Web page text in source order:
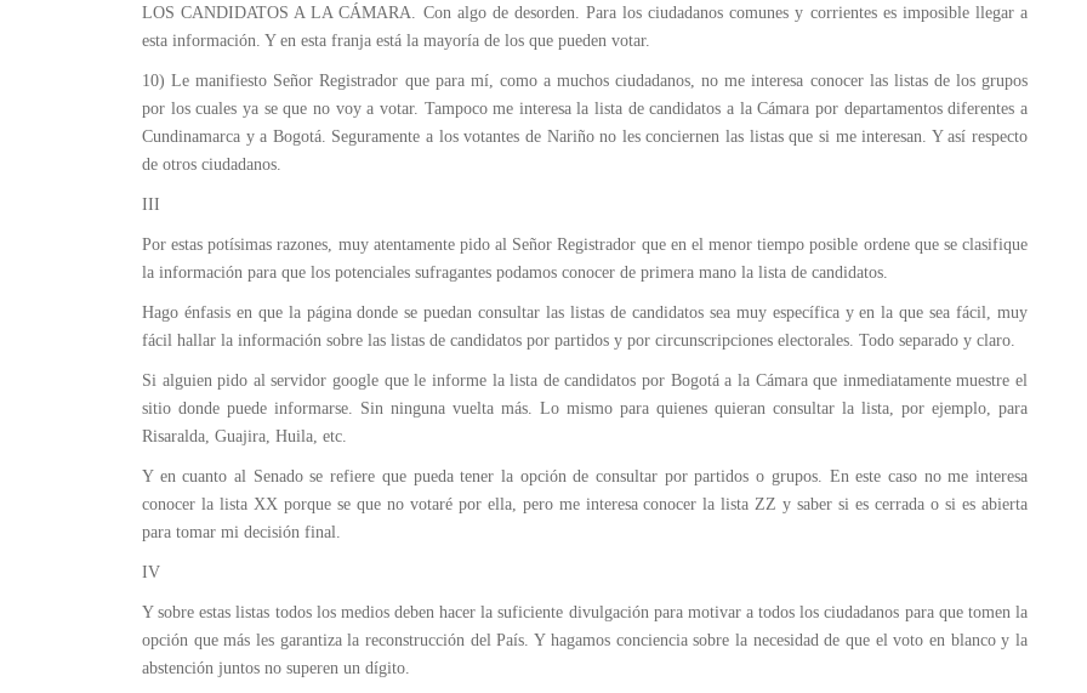
LOS CANDIDATOS A LA CÁMARA. Con algo de desorden. Para los ciudadanos comunes y corrientes es imposible llegar a
esta información. Y en esta franja está la mayoría de los que pueden votar.
10) Le manifiesto Señor Registrador que para mí, como a muchos ciudadanos, no me interesa conocer las listas de los grupos
por los cuales ya se que no voy a votar. Tampoco me interesa la lista de candidatos a la Cámara por departamentos diferentes a
Cundinamarca y a Bogotá. Seguramente a los votantes de Nariño no les conciernen las listas que si me interesan. Y así respecto
de otros ciudadanos.
III
Por estas potísimas razones, muy atentamente pido al Señor Registrador que en el menor tiempo posible ordene que se clasifique
la información para que los potenciales sufragantes podamos conocer de primera mano la lista de candidatos.
Hago énfasis en que la página donde se puedan consultar las listas de candidatos sea muy específica y en la que sea fácil, muy
fácil hallar la información sobre las listas de candidatos por partidos y por circunscripciones electorales. Todo separado y claro.
Si alguien pido al servidor google que le informe la lista de candidatos por Bogotá a la Cámara que inmediatamente muestre el
sitio donde puede informarse. Sin ninguna vuelta más. Lo mismo para quienes quieran consultar la lista, por ejemplo, para
Risaralda, Guajira, Huila, etc.
Y en cuanto al Senado se refiere que pueda tener la opción de consultar por partidos o grupos. En este caso no me interesa
conocer la lista XX porque se que no votaré por ella, pero me interesa conocer la lista ZZ y saber si es cerrada o si es abierta
para tomar mi decisión final.
IV
Y sobre estas listas todos los medios deben hacer la suficiente divulgación para motivar a todos los ciudadanos para que tomen la
opción que más les garantiza la reconstrucción del País. Y hagamos conciencia sobre la necesidad de que el voto en blanco y la
abstención juntos no superen un dígito.